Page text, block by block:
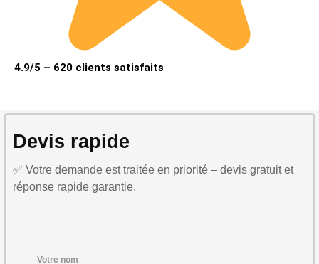
4.9/5 – 620 clients satisfaits
Devis rapide
✅ Votre demande est traitée en priorité – devis gratuit et
réponse rapide garantie.
Votre nom